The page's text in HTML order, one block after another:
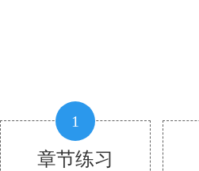
1
章节练习